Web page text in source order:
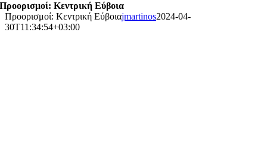
Προορισμοί: Κεντρική Εύβοια
Προορισμοί: Κεντρική Εύβοιαjmartinos2024-04-
30T11:34:54+03:00